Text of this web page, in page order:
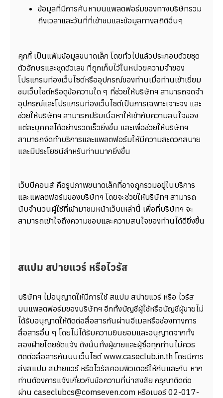
ข้อมูลที่มีการค้นหาบนแพลตฟอร์มของทางบริษัทรวม
ถึงเวลาและวันที่ที่เข้าชมและข้อมูลทางสถิติอื่นๆ
คุกกี้ เป็นแฟ้มข้อมูลขนาดเล็ก โดยทั่วไปแล้วประกอบด้วยชุด
ตัวอักษรและชุดตัวเลข ที่ถูกเก็บไว้ในหน่วยความจำของ
โปรแกรมท่องเว็บไซต์หรืออุปกรณ์ของท่านเมื่อท่านเข้าเยี่ยม
ชมเว็บไซต์หรือดูข้อความใด ๆ ที่ช่วยให้บริษัทฯ สามารถจดจำ
อุปกรณ์และโปรแกรมท่องเว็บไซต์เป็นการเฉพาะเจาะจง และ
ช่วยให้บริษัทฯ สามารถปรับเนื้อหาให้เข้ากับความสนใจของ
แต่ละบุคคลได้อย่างรวดเร็วยิ่งขึ้น และเพื่อช่วยให้บริษัทฯ
สามารถจัดทำบริการและแพลตฟอร์มให้มีความสะดวกสบาย
และมีประโยชน์สำหรับท่านมากยิ่งขึ้น
เว็บบีคอนส์ คือรูปภาพขนาดเล็กที่อาจถูกรวมอยู่ในบริการ
และแพลตฟอร์มของบริษัทฯ โดยจะช่วยให้บริษัทฯ สามารถ
นับจำนวนผู้ใช้ที่เข้ามาชมหน้าเว็บเหล่านี้ เพื่อที่บริษัทฯ จะ
สามารถเข้าใจถึงความชอบและความสนใจของท่านได้ดียิ่งขึ้น
สแปม สปายแวร์ หรือไวรัส
บริษัทฯ ไม่อนุญาตให้มีการใช้ สแปม สปายแวร์ หรือ ไวรัส
บนแพลตฟอร์มของบริษัทฯ อีกทั้งบัญชีผู้ใช้หรือบัญชีผู้ขายไม่
ได้รับอนุญาตให้ติดต่อสื่อสารกันผ่านอีเมลหรือช่องทางการ
สื่อสารอื่น ๆ โดยไม่ได้รับความยินยอมและอนุญาตจากทั้ง
สองฝ่ายโดยชัดแจ้ง ดังนั้นทั้งผู้ขายและผู้ซื้อทุกท่านไม่ควร
ติดต่อสื่อสารกันบนเว็บไซต์ www.caseclub.in.th โดยมีการ
ส่งสแปม สปายแวร์ หรือไวรัสคอมพิวเตอร์ให้กันและกัน หาก
ท่านต้องการแจ้งเกี่ยวกับข้อความที่น่าสงสัย กรุณาติดต่อ
ผ่าน caseclubcs@comseven.com หรือเบอร์ 02-017-